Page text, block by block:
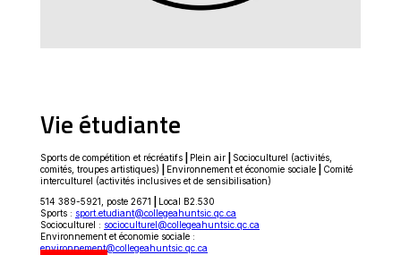
Vie étudiante
Sports de compétition et récréatifs Plein air
Socioculturel (activités,
comités, troupes artistiques)
Environnement et économie sociale
Comité
interculturel (activités inclusives et de sensibilisation)
514 389-5921, poste 2671
Local B2.530
Sports : sport.etudiant@collegeahuntsic.qc.ca
Socioculturel : socioculturel@collegeahuntsic.qc.ca
Environnement et économie sociale :
environnement@collegeahuntsic.qc.ca